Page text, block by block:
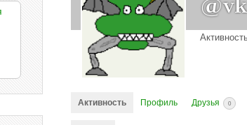
Активность Профиль Друзья 0